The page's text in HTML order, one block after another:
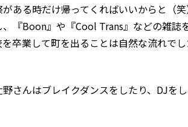
ある時だけ帰ってくればいいからと（
『Boon』や『Cool Trans』などの雑誌
卒業して町を出ることは自然な流れでし
さんはブレイクダンスをしたり、DJを